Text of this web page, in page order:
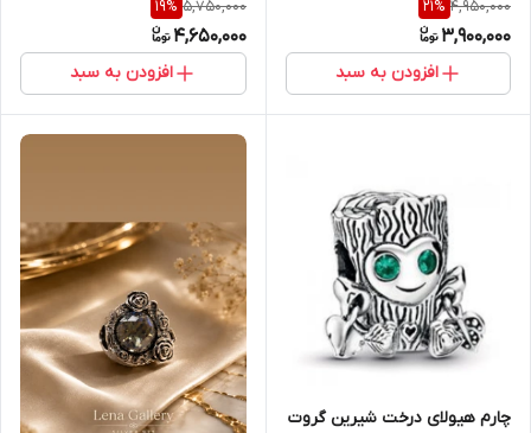
4,950,000
21%
3,900,000
افزودن به سبد
5,750,000
19%
4,650,000
افزودن به سبد
چارم هیولای درخت شیرین گروت